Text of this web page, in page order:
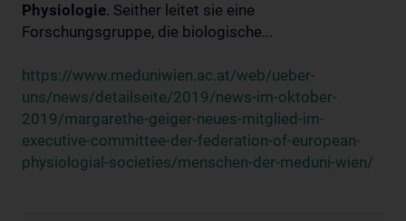
Physiologie. Seither leitet sie eine
Forschungsgruppe, die biologische...
https://www.meduniwien.ac.at/web/ueber-
uns/news/detailseite/2019/news-im-oktober-
2019/margarethe-geiger-neues-mitglied-im-
executive-committee-der-federation-of-european-
physiologial-societies/menschen-der-meduni-wien/